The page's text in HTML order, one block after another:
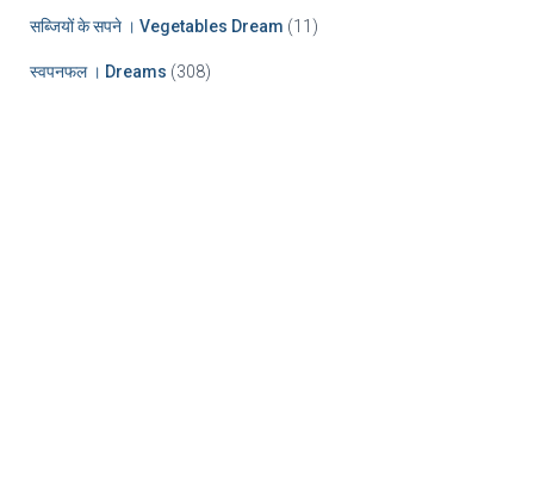
सब्जियों के सपने । Vegetables Dream (11)
स्वपनफल । Dreams (308)